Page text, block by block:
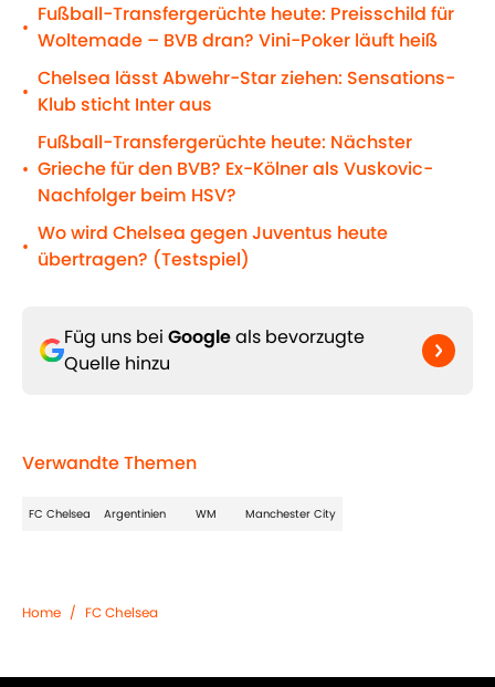
•
Fußball-Transfergerüchte heute: Preisschild für
Woltemade – BVB dran? Vini-Poker läuft heiß
•
Chelsea lässt Abwehr-Star ziehen: Sensations-
Klub sticht Inter aus
•
Fußball-Transfergerüchte heute: Nächster
Grieche für den BVB? Ex-Kölner als Vuskovic-
Nachfolger beim HSV?
•
Wo wird Chelsea gegen Juventus heute
übertragen? (Testspiel)
Füg uns bei Googleals bevorzugte
Quelle hinzu
Verwandte Themen
FC Chelsea Argentinien WM Manchester City
Home / FC Chelsea